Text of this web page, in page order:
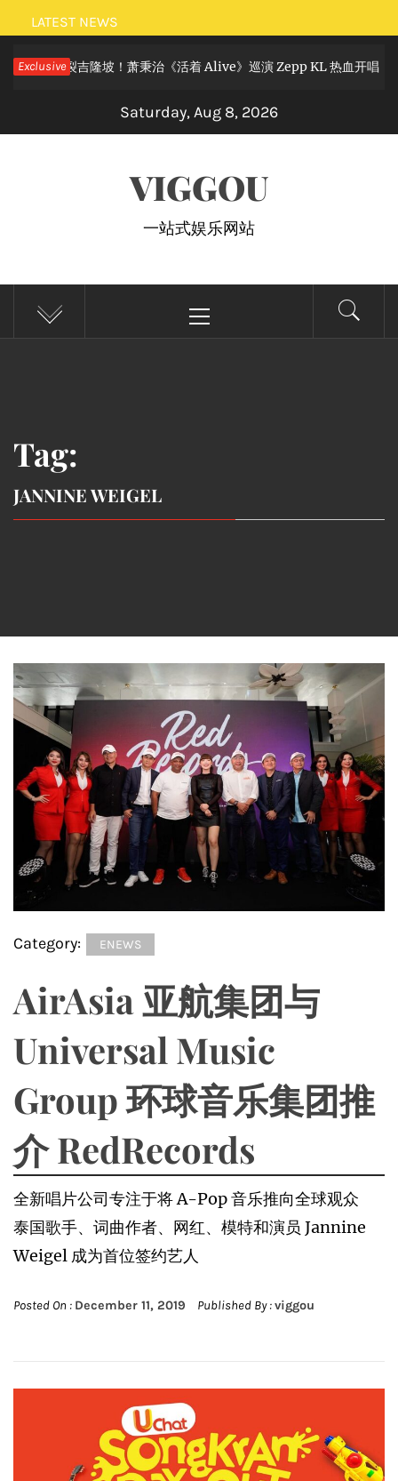
Skip
to
content
LATEST NEWS
Exclusive
滚狂欢炸裂吉隆坡！萧秉治《活着 Alive》巡演 Zepp KL 热血开唱
Saturday, Aug 8, 2026
VIGGOU
一站式娱乐网站
Menu
Tag:
JANNINE WEIGEL
Category: ENEWS
AirAsia 亚航集团与
Universal Music
Group 环球音乐集团推
介 RedRecords
全新唱片公司专注于将 A-Pop 音乐推向全球观众
泰国歌手、词曲作者、网红、模特和演员 Jannine
Weigel 成为首位签约艺人
Posted On : December 11, 2019 Published By :viggou